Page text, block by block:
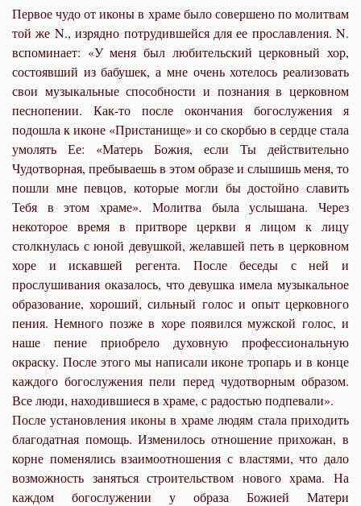
Первое чудо от иконы в храме было совершено по молитвам
той же N., изрядно потрудившейся для ее прославления. N.
вспоминает: «У меня был любительский церковный хор,
состоявший из бабушек, а мне очень хотелось реализовать
свои музыкальные способности и познания в церковном
песнопении. Как-то после окончания богослужения я
подошла к иконе «Пристанище» и со скорбью в сердце стала
умолять Ее: «Матерь Божия, если Ты действительно
Чудотворная, пребываешь в этом образе и слышишь меня, то
пошли мне певцов, которые могли бы достойно славить
Тебя в этом храме». Молитва была услышана. Через
некоторое время в притворе церкви я лицом к лицу
столкнулась с юной девушкой, желавшей петь в церковном
хоре и искавшей регента. После беседы с ней и
прослушивания оказалось, что девушка имела музыкальное
образование, хороший, сильный голос и опыт церковного
пения. Немного позже в хоре появился мужской голос, и
наше пение приобрело духовную профессиональную
окраску. После этого мы написали иконе тропарь и в конце
каждого богослужения пели перед чудотворным образом.
Все люди, находившиеся в храме, с радостью подпевали».
После установления иконы в храме людям стала приходить
благодатная помощь. Изменилось отношение прихожан, в
корне поменялись взаимоотношения с властями, что дало
возможность заняться строительством нового храма. На
каждом богослужении у образа Божией Матери